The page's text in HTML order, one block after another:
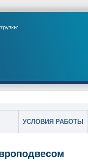
УСЛОВИЯ РАБОТЫ